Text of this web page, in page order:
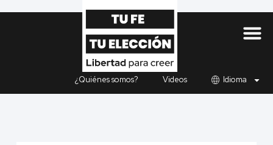
¿Quiénes somos? Videos Idioma